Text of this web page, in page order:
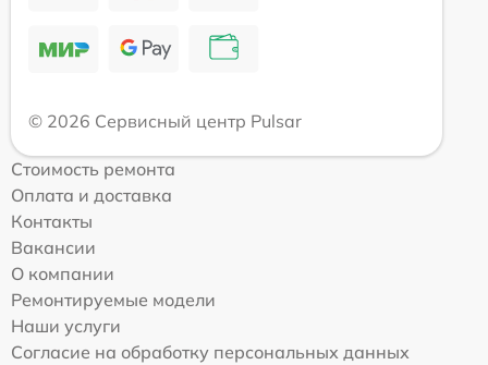
© 2026 Сервисный центр Pulsar
Стоимость ремонта
Оплата и доставка
Контакты
Вакансии
О компании
Ремонтируемые модели
Наши услуги
Согласие на обработку персональных данных